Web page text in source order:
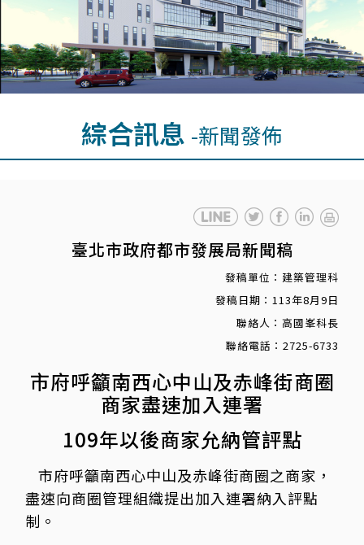
綜合訊息 -新聞發佈
臺北市政府都市發展局新聞稿
發稿單位：建築管理科
發稿日期：113年8月9日
聯絡人：高國峯科長
聯絡電話：2725-6733
市府呼籲南西心中山及赤峰街商圈
商家盡速加入連署
109年以後商家允納管評點
市府呼籲南西心中山及赤峰街商圈之商家，
盡速向商圈管理組織提出加入連署納入評點
制。